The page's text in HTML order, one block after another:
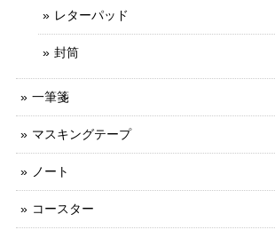
レターパッド
封筒
一筆箋
マスキングテープ
ノート
コースター